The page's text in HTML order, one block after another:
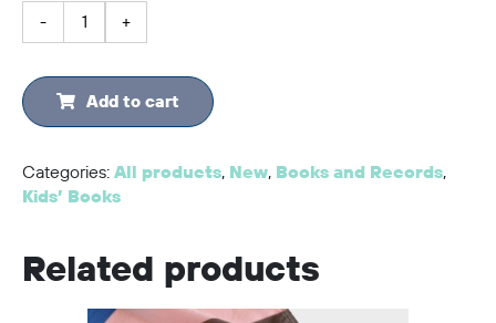
-
Une
recette
spéciale
+
Add to cart
Categories: All products, New, Books and Records,
Kids’ Books
Related products